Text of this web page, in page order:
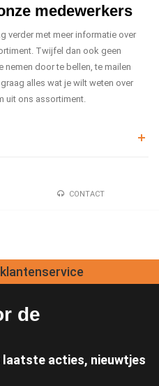
medewerkers
verder met meer informatie over
Twijfel dan ook geen
door te bellen, te mailen
alles wat je wilt weten over
uit ons assortiment.
CONTACT
de
laatste acties, nieuwtjes